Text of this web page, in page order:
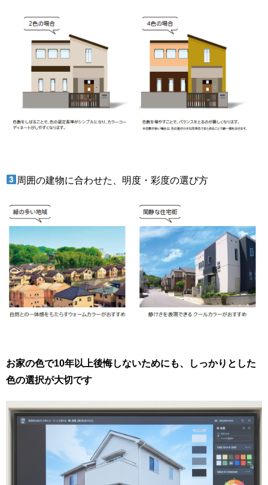
周囲の建物に合わせた、明度・彩度の選び方
お家の色で10年以上後悔しないためにも、しっかりとした
色の選択が大切です